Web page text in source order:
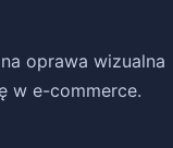
oprawa wizualna
w e-commerce.